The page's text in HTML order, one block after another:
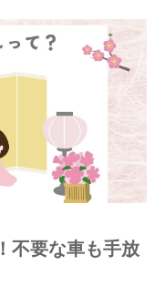
不要な車も手放